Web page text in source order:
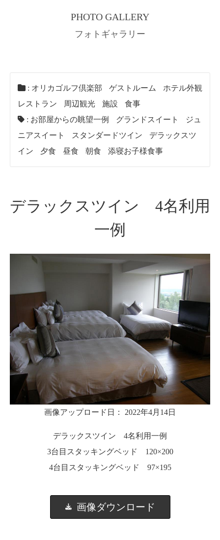
PHOTO GALLERY
フォトギャラリー
: オリカゴルフ倶楽部 ゲストルーム
ホテル外観
レストラン
周辺観光 施設
食事
: お部屋からの眺望一例 グランドスイート
ジュ
ニアスイート
スタンダードツイン
デラックスツ
イン
夕食 昼食 朝食 添寝お子様食事
デラックスツイン 4名利用
一例
画像アップロード日： 2022年4月14日
デラックスツイン 4名利用一例
3台目スタッキングベッド 120×200
4台目スタッキングベッド 97×195
画像ダウンロード